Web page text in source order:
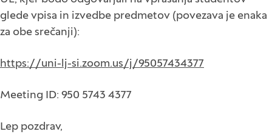
glede vpisa in izvedbe predmetov (povezava je enaka
za obe srečanji):
https://uni-lj-si.zoom.us/j/95057434377
Meeting ID: 950 5743 4377
Lep pozdrav,